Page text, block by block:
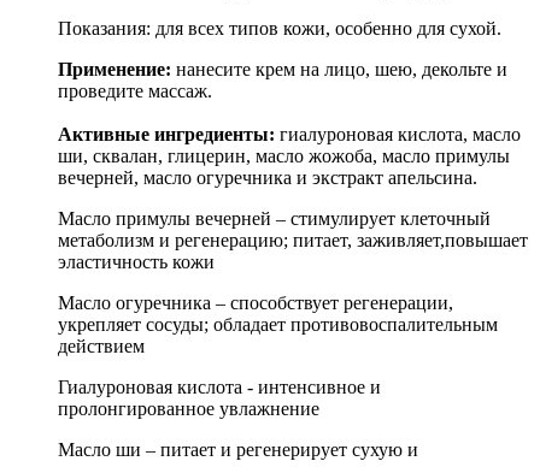
Показания: для всех типов кожи, особенно для сухой.
Применение: нанесите крем на лицо, шею, декольте и
проведите массаж.
Активные ингредиенты: гиалуроновая кислота, масло
ши, сквалан, глицерин, масло жожоба, масло примулы
вечерней, масло огуречника и экстракт апельсина.
Масло примулы вечерней – стимулирует клеточный
метаболизм и регенерацию; питает, заживляет,повышает
эластичность кожи
Масло огуречника – способствует регенерации,
укрепляет сосуды; обладает противовоспалительным
действием
Гиалуроновая кислота - интенсивное и
пролонгированное увлажнение
Масло ши – питает и регенерирует сухую и